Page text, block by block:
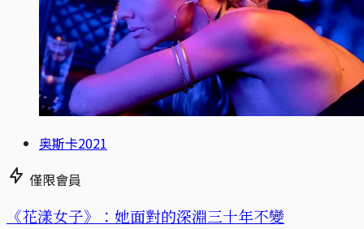
奥斯卡2021
僅限會員
《花漾女子》：她面對的深淵三十年不變